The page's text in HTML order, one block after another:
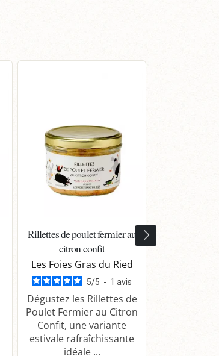
Rillettes de poulet fermier au
citron confit
Les Foies Gras du Ried
5/5 - 1 avis
Dégustez les Rillettes de
Poulet Fermier au Citron
Confit, une variante
estivale rafraîchissante
idéale ...